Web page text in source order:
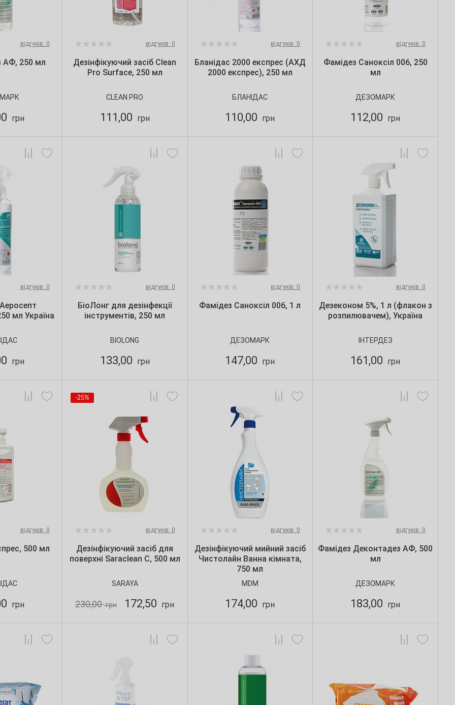
відгуків: 0
АФ, 250 мл
грн
відгуків: 0
Дезінфікуючий засіб Clean
Pro Surface, 250 мл
CLEAN PRO
111,00 грн
відгуків: 0
Бланідас 2000 експрес (АХД
2000 експрес), 250 мл
БЛАНІДАС
110,00 грн
відгуків: 0
Фамідез Саноксіл 006, 250
мл
ДЕЗОМАРК
112,00 грн
відгуків: 0
мл Україна
грн
відгуків: 0
БіоЛонг для дезінфекції
інструментів, 250 мл
BIOLONG
133,00 грн
відгуків: 0
Фамідез Саноксіл 006, 1 л
ДЕЗОМАРК
147,00 грн
відгуків: 0
Дезеконом 5%, 1 л (флакон з
розпилювачем), Україна
ІНТЕРДЕЗ
161,00 грн
відгуків: 0
500 мл
грн
-25%
відгуків: 0
Дезінфікуючий засіб для
поверхні Saraclean C, 500 мл
SARAYA
230,00грн 172,50 грн
відгуків: 0
Дезінфікуючий мийний засіб
Чистолайн Ванна кімната,
750 мл
MDM
174,00 грн
відгуків: 0
Фамідез Деконтадез АФ, 500
мл
ДЕЗОМАРК
183,00 грн